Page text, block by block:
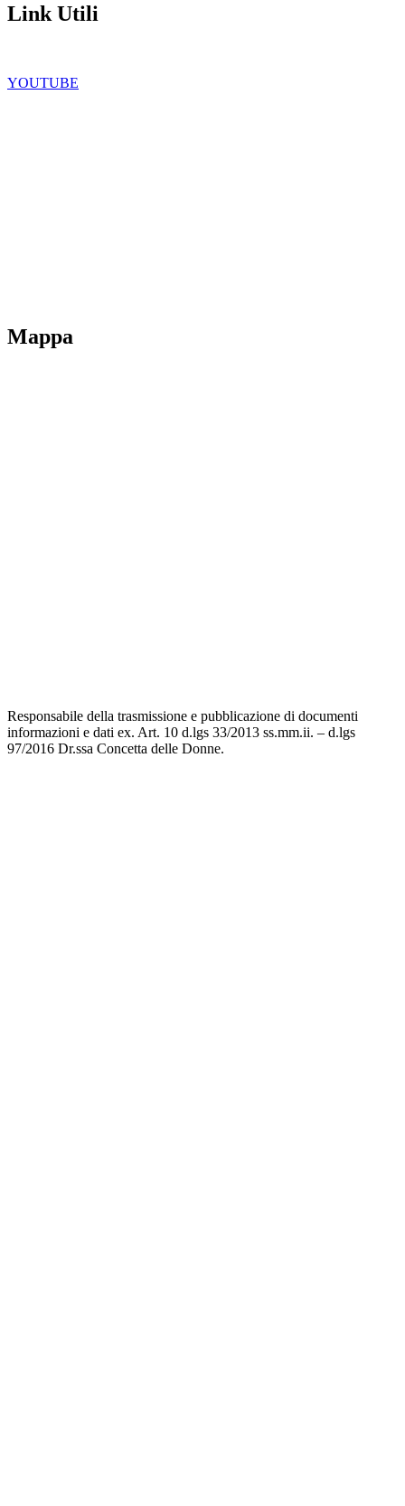
Link Utili
YOUTUBE
Mappa
Responsabile della trasmissione e pubblicazione di documenti
informazioni e dati ex. Art. 10 d.lgs 33/2013 ss.mm.ii. – d.lgs
97/2016 Dr.ssa Concetta delle Donne.